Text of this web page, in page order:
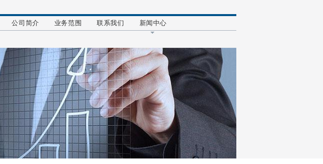
公司简介 业务范围 联系我们 新闻中心